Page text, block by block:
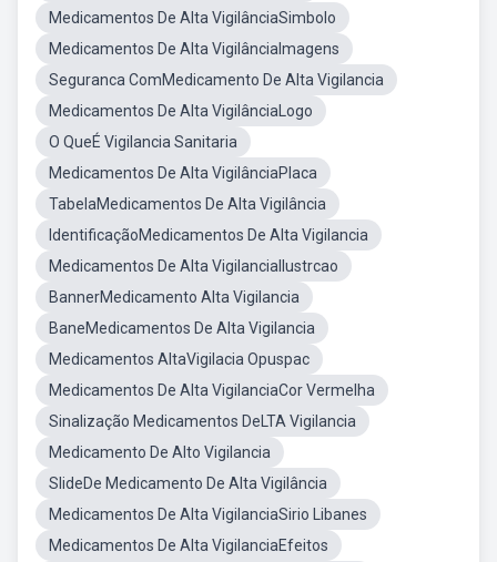
Medicamentos De Alta VigilânciaSimbolo
Medicamentos De Alta VigilânciaImagens
Seguranca ComMedicamento De Alta Vigilancia
Medicamentos De Alta VigilânciaLogo
O QueÉ Vigilancia Sanitaria
Medicamentos De Alta VigilânciaPlaca
TabelaMedicamentos De Alta Vigilância
IdentificaçãoMedicamentos De Alta Vigilancia
Medicamentos De Alta VigilanciaIlustrcao
BannerMedicamento Alta Vigilancia
BaneMedicamentos De Alta Vigilancia
Medicamentos AltaVigilacia Opuspac
Medicamentos De Alta VigilanciaCor Vermelha
Sinalização Medicamentos DeLTA Vigilancia
Medicamento De Alto Vigilancia
SlideDe Medicamento De Alta Vigilância
Medicamentos De Alta VigilanciaSirio Libanes
Medicamentos De Alta VigilanciaEfeitos